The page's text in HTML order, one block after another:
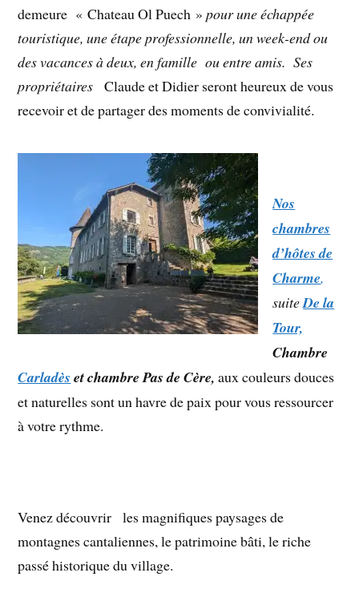
demeure « Chateau Ol Puech »pour une échappée
touristique, une étape professionnelle, un week-end ou
des vacances à deux, en famille ou entre amis. Ses
propriétaires Claude et Didier seront heureux de vous
recevoir et de partager des moments de convivialité.
Nos
chambres
d’hôtes de
Charme,
suiteDe la
Tour,
Chambre
Carladès et chambre Pas de Cère,aux couleurs douces
et naturelles sont un havre de paix pour vous ressourcer
à votre rythme.
Venez découvrir les magnifiques paysages de
montagnes cantaliennes, le patrimoine bâti, le riche
passé historique du village.